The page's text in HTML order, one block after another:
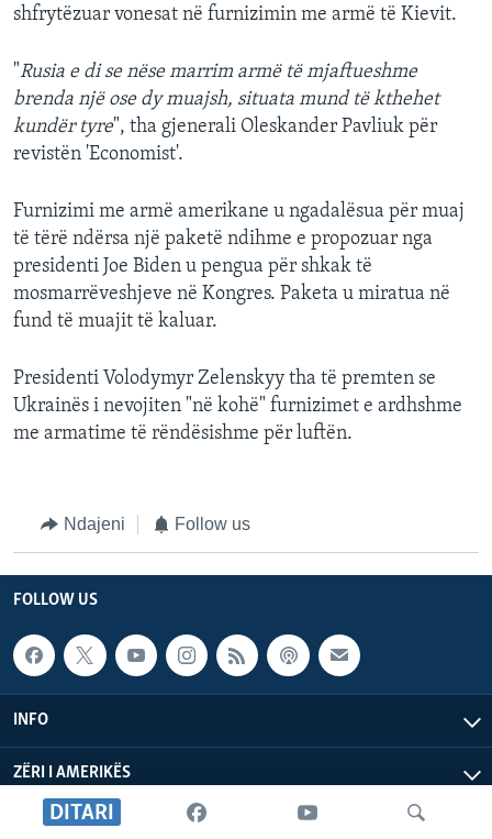
DITARI
shfrytëzuar vonesat në furnizimin me armë të Kievit.
"Rusia e di se nëse marrim armë të mjaftueshme
brenda një ose dy muajsh, situata mund të kthehet
kundër tyre", tha gjenerali Oleskander Pavliuk për
revistën 'Economist'.
Furnizimi me armë amerikane u ngadalësua për muaj
të tërë ndërsa një paketë ndihme e propozuar nga
presidenti Joe Biden u pengua për shkak të
mosmarrëveshjeve në Kongres. Paketa u miratua në
fund të muajit të kaluar.
Presidenti Volodymyr Zelenskyy tha të premten se
Ukrainës i nevojiten "në kohë" furnizimet e ardhshme
me armatime të rëndësishme për luftën.
Ndajeni Follow us
FOLLOW US
INFO
ZËRI I AMERIKËS